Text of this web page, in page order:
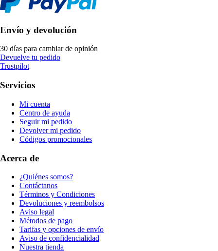
Envío y devolución
30 días para cambiar de opinión
Devuelve tu pedido
Trustpilot
Servicios
Mi cuenta
Centro de ayuda
Seguir mi pedido
Devolver mi pedido
Códigos promocionales
Acerca de
¿Quiénes somos?
Contáctanos
Términos y Condiciones
Devoluciones y reembolsos
Aviso legal
Métodos de pago
Tarifas y opciones de envío
Aviso de confidencialidad
Nuestra tienda